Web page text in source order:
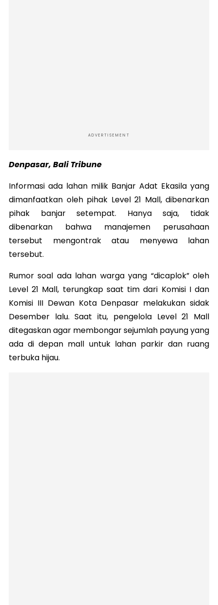
ADVERTISEMENT
Denpasar, Bali Tribune
Informasi ada lahan milik Banjar Adat Ekasila yang
dimanfaatkan oleh pihak Level 21 Mall, dibenarkan
pihak banjar setempat. Hanya saja, tidak
dibenarkan bahwa manajemen perusahaan
tersebut mengontrak atau menyewa lahan
tersebut.
Rumor soal ada lahan warga yang “dicaplok” oleh
Level 21 Mall, terungkap saat tim dari Komisi I dan
Komisi III Dewan Kota Denpasar melakukan sidak
Desember lalu. Saat itu, pengelola Level 21 Mall
ditegaskan agar membongar sejumlah payung yang
ada di depan mall untuk lahan parkir dan ruang
terbuka hijau.